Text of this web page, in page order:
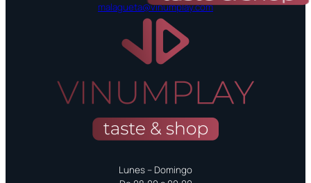
malagueta@vinumplay.com
Lunes – Domingo